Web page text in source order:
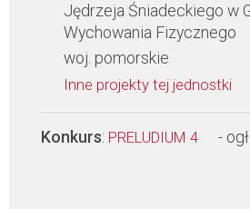
Jędrzeja Śniadeckiego w
Wychowania Fizycznego
woj. pomorskie
Inne projekty tej jednostki
Konkurs: PRELUDIUM 4 -